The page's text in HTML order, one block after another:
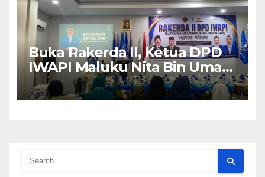
Buka Rakerda II, Ketua DPD
IWAPI Maluku Nita Bin Umar:
Perempuan Pengusaha Pilar
Penggerak UMKM